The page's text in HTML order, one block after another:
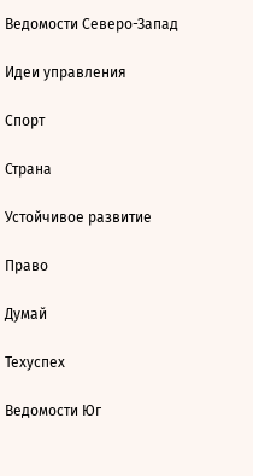
Ведомости Северо-Запад
Идеи управления
Спорт
Страна
Устойчивое развитие
Право
Думай
Техуспех
Ведомости Юг